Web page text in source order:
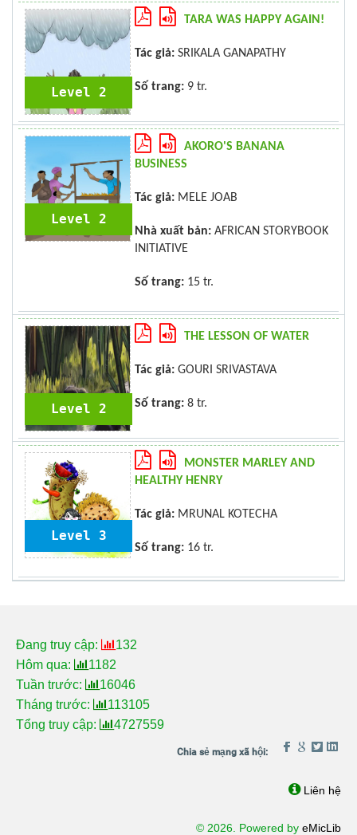
Level 2
TARA WAS HAPPY AGAIN!
Tác giả: SRIKALA GANAPATHY
Số trang: 9 tr.
Level 2
AKORO'S BANANA
BUSINESS
Tác giả: MELE JOAB
Nhà xuất bản: AFRICAN STORYBOOK
INITIATIVE
Số trang: 15 tr.
Level 2
THE LESSON OF WATER
Tác giả: GOURI SRIVASTAVA
Số trang: 8 tr.
Level 3
MONSTER MARLEY AND
HEALTHY HENRY
Tác giả: MRUNAL KOTECHA
Số trang: 16 tr.
Đang truy cập:
132
Hôm qua:
1182
Tuần trước:
16046
Tháng trước:
113105
Tổng truy cập:
4727559
Liên hệ
© 2026. Powered by eMicLib